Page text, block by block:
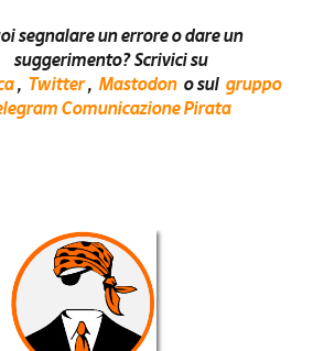
segnalare un errore o dare un
suggerimento? Scrivici su
, Twitter , Mastodon o sul gruppo
Comunicazione Pirata